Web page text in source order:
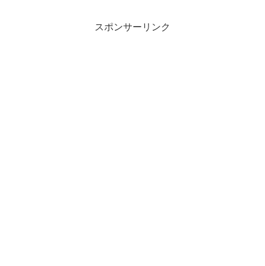
スポンサーリンク